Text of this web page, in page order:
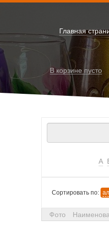
Главная
В корзине пусто
А
Сортировать по:
Фото